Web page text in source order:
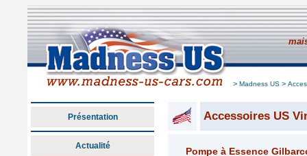
> Madness US >
Présentation
Actualité
Accessoires US
Pompe à Essence